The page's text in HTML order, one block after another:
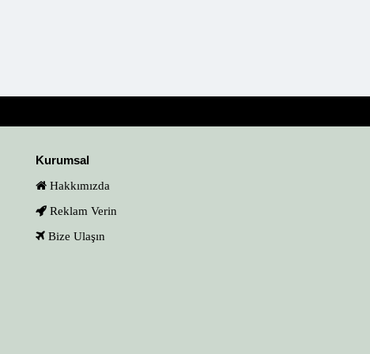
Kurumsal
Hakkımızda
Reklam Verin
Bize Ulaşın